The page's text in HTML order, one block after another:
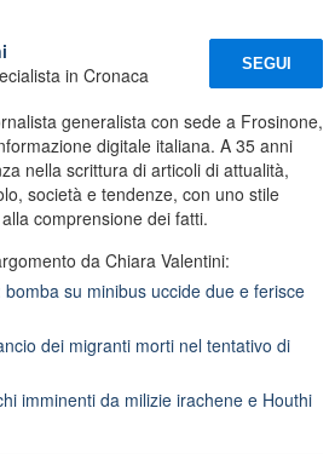
in Cronaca
SEGUI
generalista con sede a Frosinone,
digitale italiana. A 35 anni
nella scrittura di articoli di attualità,
società e tendenze, con uno stile
comprensione dei fatti.
da Chiara Valentini:
su minibus uccide due e ferisce
dei migranti morti nel tentativo di
imminenti da milizie irachene e Houthi